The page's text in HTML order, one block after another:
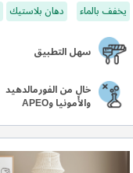
يخفف بالماء
دهان بلاستيك
سهل التطبيق
خالٍ من الفورمالدهيد
والأمونيا وAPEO